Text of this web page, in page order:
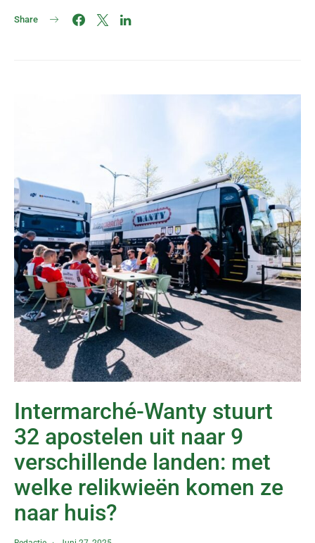
Share
Intermarché-Wanty stuurt
32 apostelen uit naar 9
verschillende landen: met
welke relikwieën komen ze
naar huis?